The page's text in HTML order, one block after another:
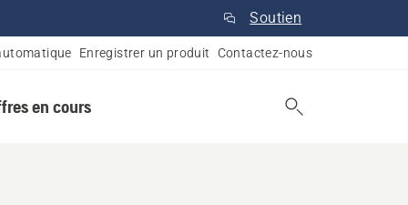
Soutien
Enregistrer un produit Contactez-nous
en cours